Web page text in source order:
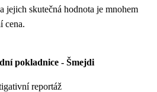
jejich skutečná hodnota je mnohem
cena.
pokladnice - Šmejdi
reportáž